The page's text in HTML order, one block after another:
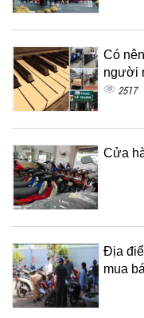
Có
người
2517
Cửa
Địa
mua